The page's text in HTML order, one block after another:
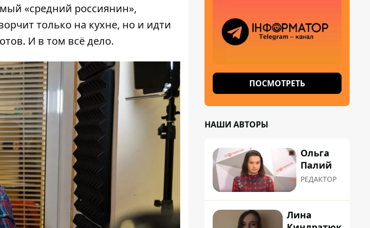
«средний россиянин»,
только на кухне, но и идти
И в том всё дело.
ПОСМОТРЕТЬ
НАШИ АВТОРЫ
Ольга
Палий
РЕДАКТОР
Лина